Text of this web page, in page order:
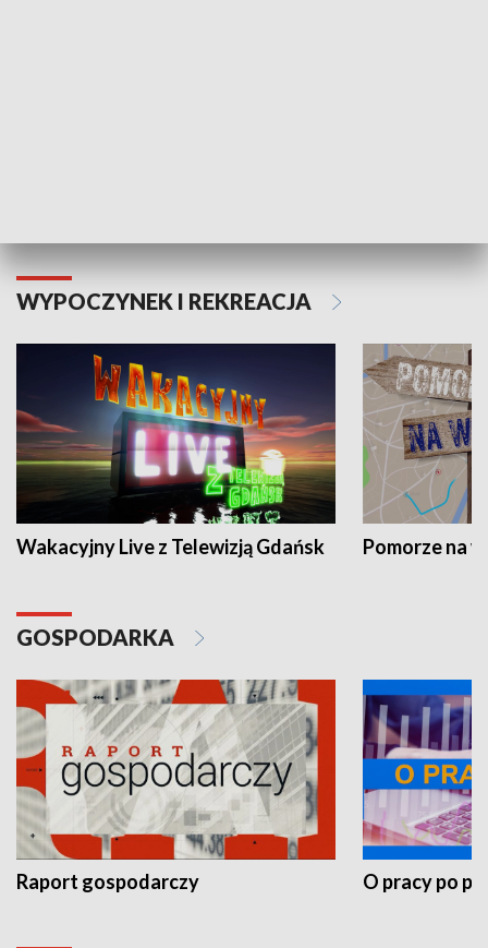
WYPOCZYNEK I REKREACJA
Wakacyjny Live z Telewizją Gdańsk Pomorze na
GOSPODARKA
Raport gospodarczy O pracy po